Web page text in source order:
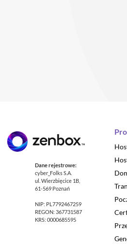
Dane rejestrowe:
cyber_Folks S.A.
ul. Wierzbięcice 1B,
61-569 Poznań
NIP: PL7792467259
REGON: 367731587
KRS: 0000685595